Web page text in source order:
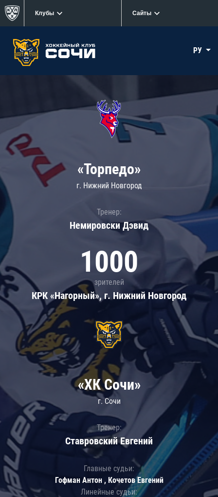
Клубы Сайты
РУ
«Торпедо»
г. Нижний Новгород
Тренер:
Немировски Дэвид
1000
зрителей
КРК «Нагорный», г. Нижний Новгород
«ХК Сочи»
г. Сочи
Тренер:
Ставровский Евгений
Главные судьи:
Гофман Антон , Кочетов Евгений
Линейные судьи: